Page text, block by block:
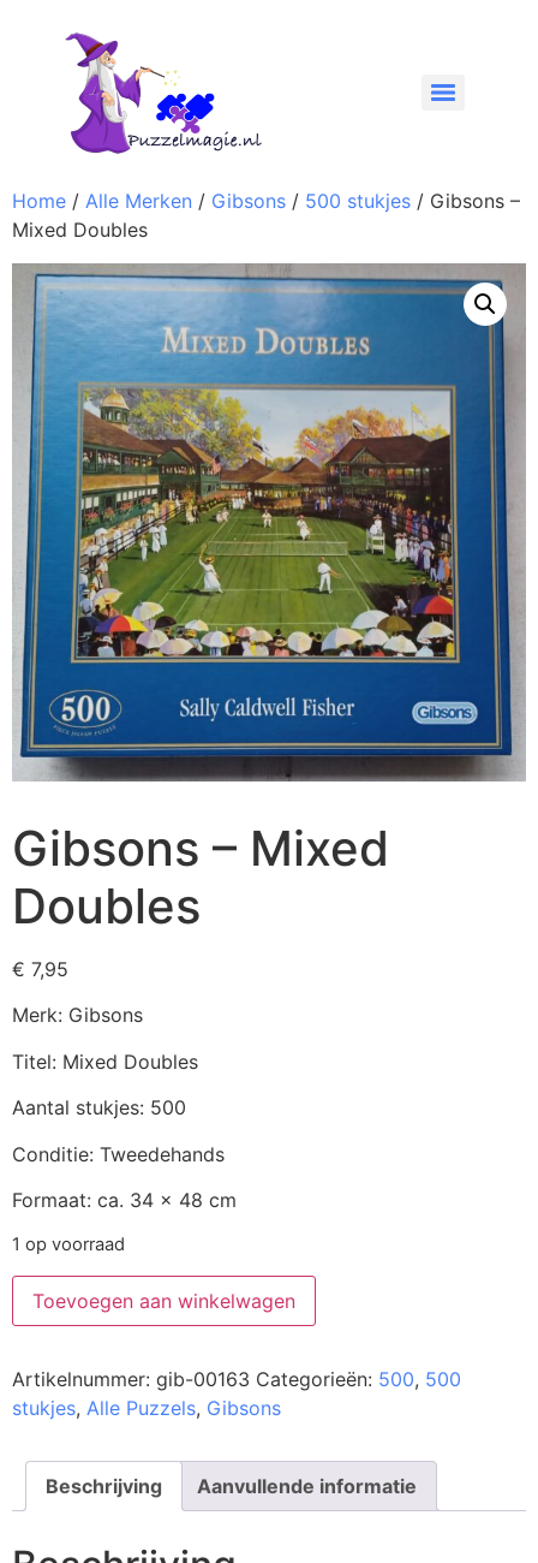
Home / Alle Merken / Gibsons / 500 stukjes / Gibsons –
Mixed Doubles
Gibsons – Mixed
Doubles
€ 7,95
Merk: Gibsons
Titel: Mixed Doubles
Aantal stukjes: 500
Conditie: Tweedehands
Formaat: ca. 34 x 48 cm
1 op voorraad
Toevoegen aan winkelwagen
Artikelnummer: gib-00163 Categorieën: 500, 500
stukjes, Alle Puzzels, Gibsons
Beschrijving Aanvullende informatie